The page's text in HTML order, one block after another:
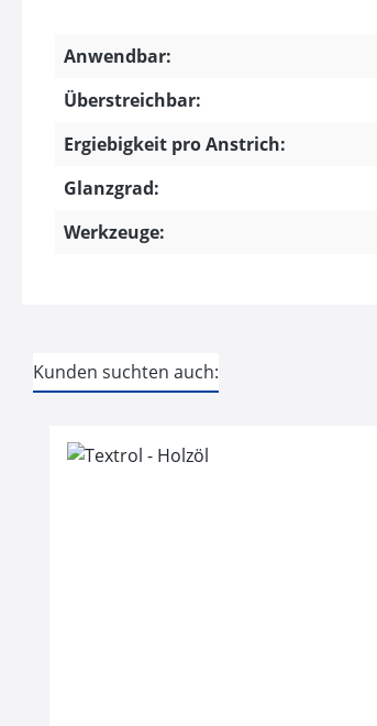
Anwendbar:
Überstreichbar:
Ergiebigkeit pro Anstrich:
Glanzgrad:
Werkzeuge:
Kunden suchten auch:
Produktgalerie überspringen